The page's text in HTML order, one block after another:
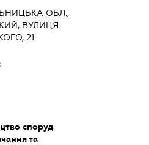
ОБЛ.,
ВУЛИЦЯ
21
споруд
та